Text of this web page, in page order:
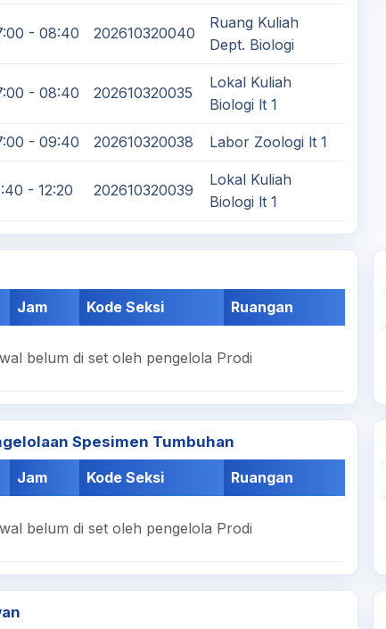
- 08:40 202610320040
Ruang Kuliah
Dept. Biologi
- 08:40 202610320035
Lokal Kuliah
Biologi lt 1
- 09:40 202610320038 Labor Zoologi lt 1
- 12:20 202610320039
Lokal Kuliah
Biologi lt 1
Jam Kode Seksi Ruangan
belum di set oleh pengelola Prodi
Spesimen Tumbuhan
Jam Kode Seksi Ruangan
belum di set oleh pengelola Prodi